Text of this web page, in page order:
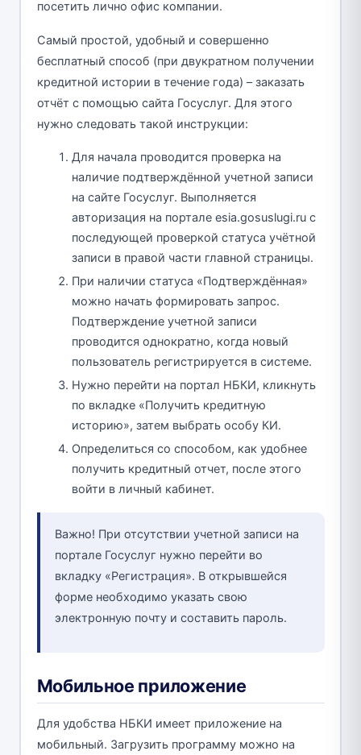
посетить лично офис компании.
Самый простой, удобный и совершенно
бесплатный способ (при двукратном получении
кредитной истории в течение года) – заказать
отчёт с помощью сайта Госуслуг. Для этого
нужно следовать такой инструкции:
Для начала проводится проверка на
наличие подтверждённой учетной записи
на сайте Госуслуг. Выполняется
авторизация на портале esia.gosuslugi.ru с
последующей проверкой статуса учётной
записи в правой части главной страницы.
При наличии статуса «Подтверждённая»
можно начать формировать запрос.
Подтверждение учетной записи
проводится однократно, когда новый
пользователь регистрируется в системе.
Нужно перейти на портал НБКИ, кликнуть
по вкладке «Получить кредитную
историю», затем выбрать особу КИ.
Определиться со способом, как удобнее
получить кредитный отчет, после этого
войти в личный кабинет.
Важно! При отсутствии учетной записи на
портале Госуслуг нужно перейти во
вкладку «Регистрация». В открывшейся
форме необходимо указать свою
электронную почту и составить пароль.
Мобильное приложение
Для удобства НБКИ имеет приложение на
мобильный. Загрузить программу можно на